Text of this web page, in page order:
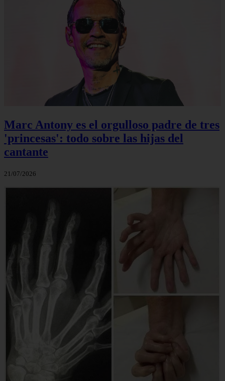
Marc Antony es el orgulloso padre de tres
'princesas': todo sobre las hijas del
cantante
21/07/2026